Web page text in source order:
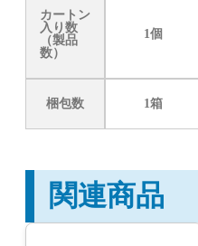
カートン
入り数
（製品
数）
1個
梱包数 1箱
関連商品